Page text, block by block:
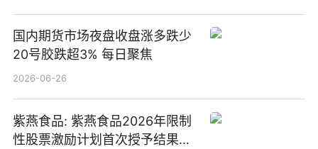
国内期货市场夜盘收盘涨多跌少
20号胶跌超3% 每日聚焦
2026-06-26
紫燕食品: 紫燕食品2026年限制
性股票激励计划首次授予结果公